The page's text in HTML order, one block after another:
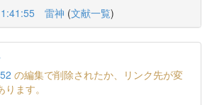
雷神 (文献一覧)
の編集で削除されたか、リンク先が変
ます。